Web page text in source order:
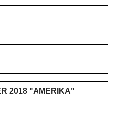
2018 "AMERIKA"